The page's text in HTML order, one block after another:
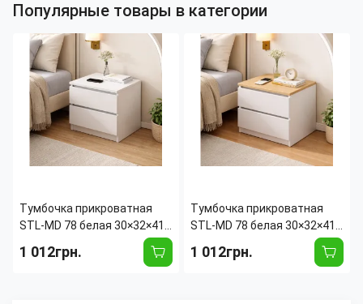
Популярные товары в категории
Тумбочка прикроватная
STL-MD 78 белая 30×32×41
см, тумба для спальни с 2
выдвижными ящиками,
1 012грн.
Тумбочка прикроватная
STL-MD 78 белая 30×32×41
см, тумба для спальни с 2
выдвижными ящиками,
1 012грн.